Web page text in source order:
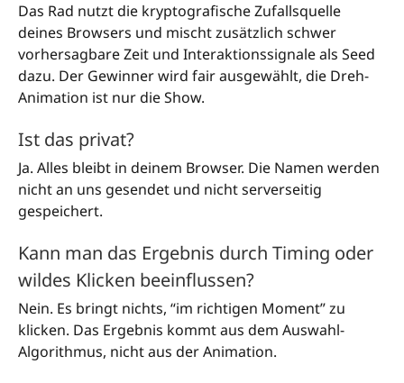
Das Rad nutzt die kryptografische Zufallsquelle
deines Browsers und mischt zusätzlich schwer
vorhersagbare Zeit und Interaktionssignale als Seed
dazu. Der Gewinner wird fair ausgewählt, die Dreh-
Animation ist nur die Show.
Ist das privat?
Ja. Alles bleibt in deinem Browser. Die Namen werden
nicht an uns gesendet und nicht serverseitig
gespeichert.
Kann man das Ergebnis durch Timing oder
wildes Klicken beeinflussen?
Nein. Es bringt nichts, “im richtigen Moment” zu
klicken. Das Ergebnis kommt aus dem Auswahl-
Algorithmus, nicht aus der Animation.